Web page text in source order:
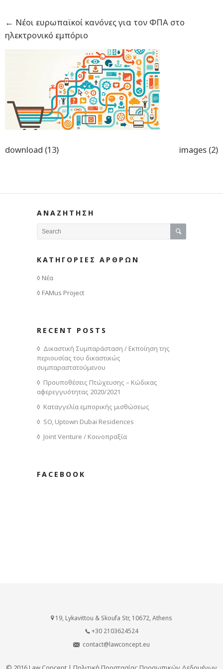
← Νέοι ευρωπαϊκοί κανόνες για τον ΦΠΑ στο
ηλεκτρονικό εμπόριο
download (13) images (2)
ΑΝΑΖΗΤΗΣΗ
ΚΑΤΗΓΟΡΙΕΣ ΑΡΘΡΩΝ
Νέα
FAMus Project
RECENT POSTS
Δικαστική Συμπαράσταση / Εκποίηση της
περιουσίας του δικαστικώς
συμπαραστατούμενου
Προυποθέσεις Πτώχευσης – Κώδικας
αφερεγγυότητας 2020/2021
Καταγγελία εμπορικής μισθώσεως
SO, Uptown Dubai Residences
Joint Venture / Κοινοπραξία
FACEBOOK
19, Lykavittou & Skoufa Str, 10672, Athens
+30 2103624524
contact@lawconcept.eu